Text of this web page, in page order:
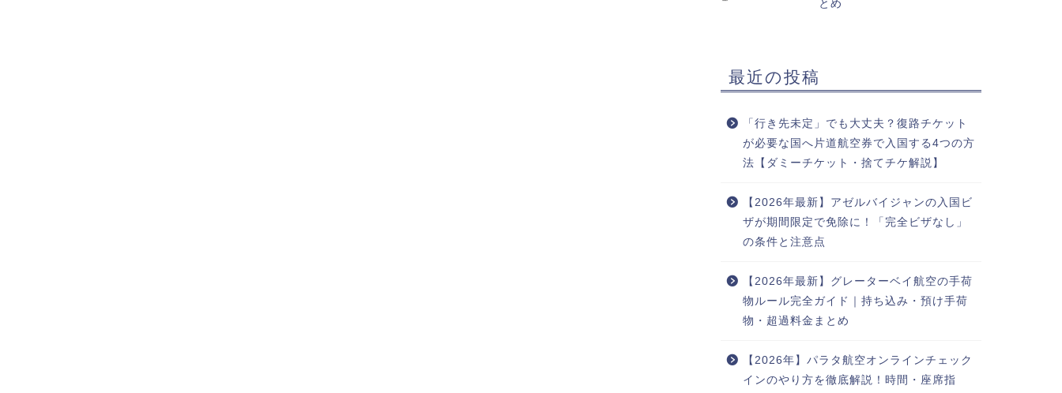
とめ
最近の投稿
「行き先未定」でも大丈夫？復路チケット
が必要な国へ片道航空券で入国する4つの方
法【ダミーチケット・捨てチケ解説】
【2026年最新】アゼルバイジャンの入国ビ
ザが期間限定で免除に！「完全ビザなし」
の条件と注意点
【2026年最新】グレーターベイ航空の手荷
物ルール完全ガイド｜持ち込み・預け手荷
物・超過料金まとめ
【2026年】パラタ航空オンラインチェック
インのやり方を徹底解説！時間・座席指